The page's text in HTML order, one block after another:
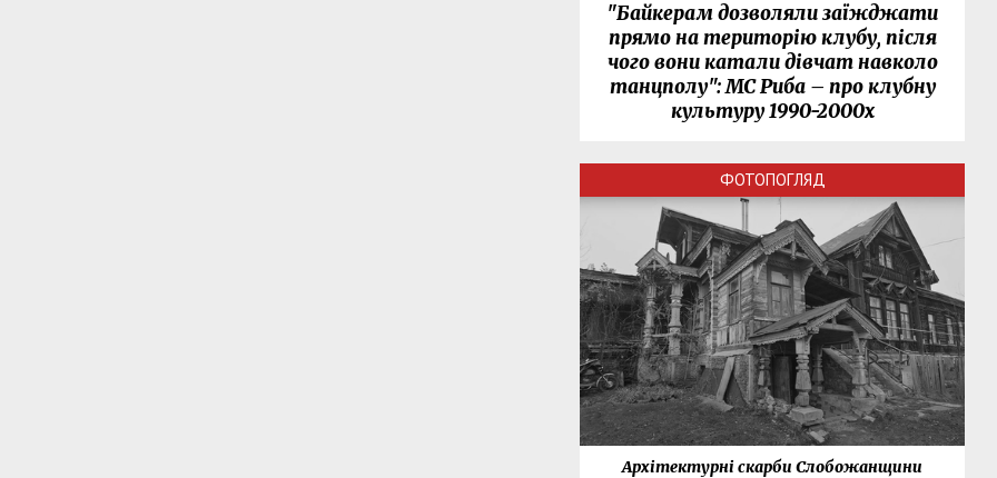
"Байкерам дозволяли заїжджати
прямо на територію клубу, після
чого вони катали дівчат навколо
танцполу": МС Риба – про клубну
культуру 1990-2000х
ФОТОПОГЛЯД
Архітектурні скарби Слобожанщини